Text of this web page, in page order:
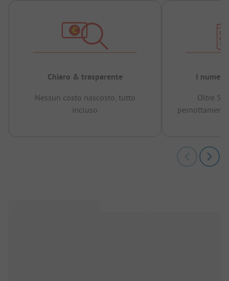
Chiaro & trasparente
Nessun costo nascosto, tutto
incluso
I numeri
Oltre